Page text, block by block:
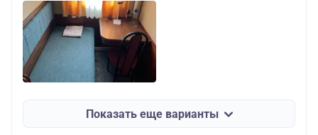
Показать еще варианты